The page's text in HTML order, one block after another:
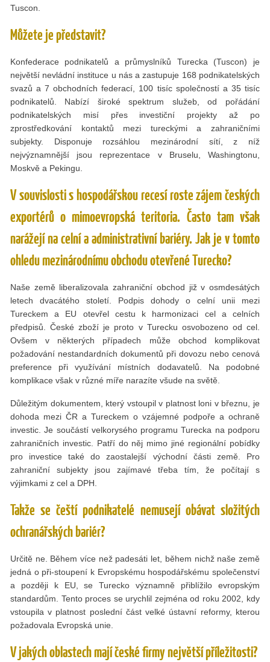
Tuscon.
Můžete je představit?
Konfederace podnikatelů a průmyslníků Turecka (Tuscon) je
největší nevládní instituce u nás a zastupuje 168 podnikatelských
svazů a 7 obchodních federací, 100 tisíc společností a 35 tisíc
podnikatelů. Nabízí široké spektrum služeb, od pořádání
podnikatelských misí přes investiční projekty až po
zprostředkování kontaktů mezi tureckými a zahraničními
subjekty. Disponuje rozsáhlou mezinárodní sítí, z níž
nejvýznamnější jsou reprezentace v Bruselu, Washingtonu,
Moskvě a Pekingu.
V souvislosti s hospodářskou recesí roste zájem českých
exportérů o mimoevropská teritoria. Často tam však
narážejí na celní a administrativní bariéry. Jak je v tomto
ohledu mezinárodnímu obchodu otevřené Turecko?
Naše země liberalizovala zahraniční obchod již v osmdesátých
letech dvacátého století. Podpis dohody o celní unii mezi
Tureckem a EU otevřel cestu k harmonizaci cel a celních
předpisů. České zboží je proto v Turecku osvobozeno od cel.
Ovšem v některých případech může obchod komplikovat
požadování nestandardních dokumentů při dovozu nebo cenová
preference při využívání místních dodavatelů. Na podobné
komplikace však v různé míře narazíte všude na světě.
Důležitým dokumentem, který vstoupil v platnost loni v březnu, je
dohoda mezi ČR a Tureckem o vzájemné podpoře a ochraně
investic. Je součástí velkorysého programu Turecka na podporu
zahraničních investic. Patří do něj mimo jiné regionální pobídky
pro investice také do zaostalejší východní části země. Pro
zahraniční subjekty jsou zajímavé třeba tím, že počítají s
výjimkami z cel a DPH.
Takže se čeští podnikatelé nemusejí obávat složitých
ochranářských bariér?
Určitě ne. Během více než padesáti let, během nichž naše země
jedná o při-stoupení k Evropskému hospodářskému společenství
a později k EU, se Turecko významně přiblížilo evropským
standardům. Tento proces se urychlil zejména od roku 2002, kdy
vstoupila v platnost poslední část velké ústavní reformy, kterou
požadovala Evropská unie.
V jakých oblastech mají české firmy největší příležitosti?